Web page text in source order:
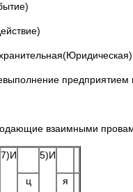
взаимными
7)И 5)И
ц я